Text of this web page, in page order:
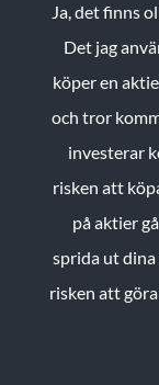
Ja, det finns
Det jag
köper en
och tror
investerar
risken att
på aktier
sprida ut
risken att